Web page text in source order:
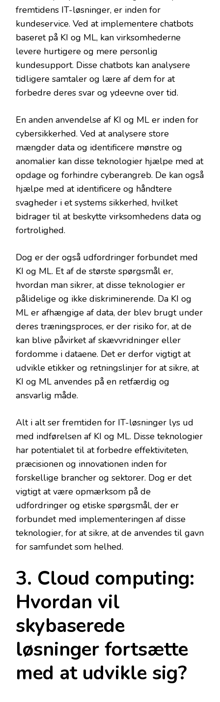
fremtidens IT-løsninger, er inden for
kundeservice. Ved at implementere chatbots
baseret på KI og ML, kan virksomhederne
levere hurtigere og mere personlig
kundesupport. Disse chatbots kan analysere
tidligere samtaler og lære af dem for at
forbedre deres svar og ydeevne over tid.
En anden anvendelse af KI og ML er inden for
cybersikkerhed. Ved at analysere store
mængder data og identificere mønstre og
anomalier kan disse teknologier hjælpe med at
opdage og forhindre cyberangreb. De kan også
hjælpe med at identificere og håndtere
svagheder i et systems sikkerhed, hvilket
bidrager til at beskytte virksomhedens data og
fortrolighed.
Dog er der også udfordringer forbundet med
KI og ML. Et af de største spørgsmål er,
hvordan man sikrer, at disse teknologier er
pålidelige og ikke diskriminerende. Da KI og
ML er afhængige af data, der blev brugt under
deres træningsproces, er der risiko for, at de
kan blive påvirket af skævvridninger eller
fordomme i dataene. Det er derfor vigtigt at
udvikle etikker og retningslinjer for at sikre, at
KI og ML anvendes på en retfærdig og
ansvarlig måde.
Alt i alt ser fremtiden for IT-løsninger lys ud
med indførelsen af KI og ML. Disse teknologier
har potentialet til at forbedre effektiviteten,
præcisionen og innovationen inden for
forskellige brancher og sektorer. Dog er det
vigtigt at være opmærksom på de
udfordringer og etiske spørgsmål, der er
forbundet med implementeringen af disse
teknologier, for at sikre, at de anvendes til gavn
for samfundet som helhed.
3. Cloud computing:
Hvordan vil
skybaserede
løsninger fortsætte
med at udvikle sig?